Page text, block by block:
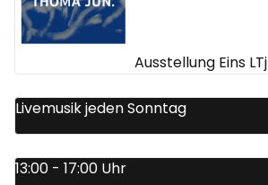
Ausstellung Eins LTj
Livemusik jeden Sonntag
13:00 - 17:00 Uhr